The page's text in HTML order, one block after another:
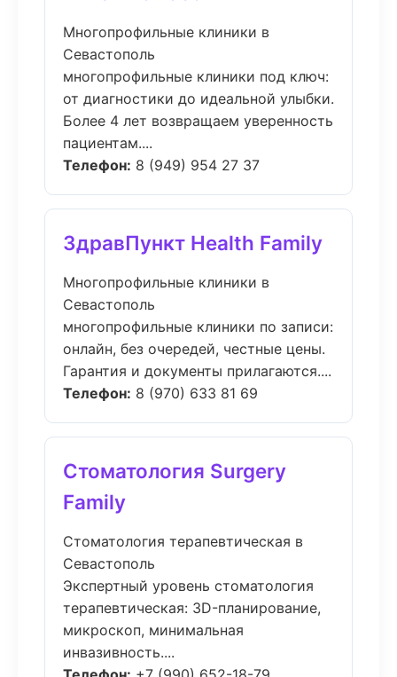
Многопрофильные клиники в
Севастополь
многопрофильные клиники под ключ:
от диагностики до идеальной улыбки.
Более 4 лет возвращаем уверенность
пациентам....
Телефон: 8 (949) 954 27 37
ЗдравПункт Health Family
Многопрофильные клиники в
Севастополь
многопрофильные клиники по записи:
онлайн, без очередей, честные цены.
Гарантия и документы прилагаются....
Телефон: 8 (970) 633 81 69
Стоматология Surgery
Family
Стоматология терапевтическая в
Севастополь
Экспертный уровень стоматология
терапевтическая: 3D-планирование,
микроскоп, минимальная
инвазивность....